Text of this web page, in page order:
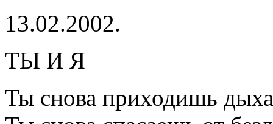
13.02.2002.
ТЫ И Я
Ты снова приходишь